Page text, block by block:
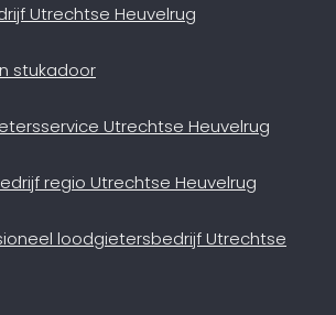
Utrechtse Heuvelrug
stukadoor
Utrechtse Heuvelrug
regio Utrechtse Heuvelrug
loodgietersbedrijf Utrechtse